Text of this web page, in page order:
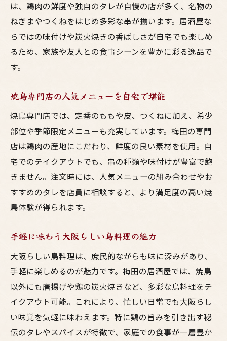
は、鶏肉の鮮度や独自のタレが自慢の店が多く、名物の
ねぎまやつくねをはじめ多彩な串が揃います。居酒屋な
らではの味付けや炭火焼きの香ばしさが自宅でも楽しめ
るため、家族や友人との食事シーンを豊かに彩る逸品で
す。
焼鳥専門店の人気メニューを自宅で堪能
焼鳥専門店では、定番のももや皮、つくねに加え、希少
部位や季節限定メニューも充実しています。梅田の専門
店は鶏肉の産地にこだわり、鮮度の良い素材を使用。自
宅でのテイクアウトでも、串の種類や味付けが豊富で飽
きません。注文時には、人気メニューの組み合わせやお
すすめのタレを店員に相談すると、より満足度の高い焼
鳥体験が得られます。
手軽に味わう大阪らしい鳥料理の魅力
大阪らしい鳥料理は、庶民的ながらも味に深みがあり、
手軽に楽しめるのが魅力です。梅田の居酒屋では、焼鳥
以外にも唐揚げや鶏の炭火焼きなど、多彩な鳥料理をテ
イクアウト可能。これにより、忙しい日常でも大阪らし
い味覚を気軽に味わえます。特に鶏の旨みを引き出す秘
伝のタレやスパイスが特徴で、家庭での食事が一層豊か